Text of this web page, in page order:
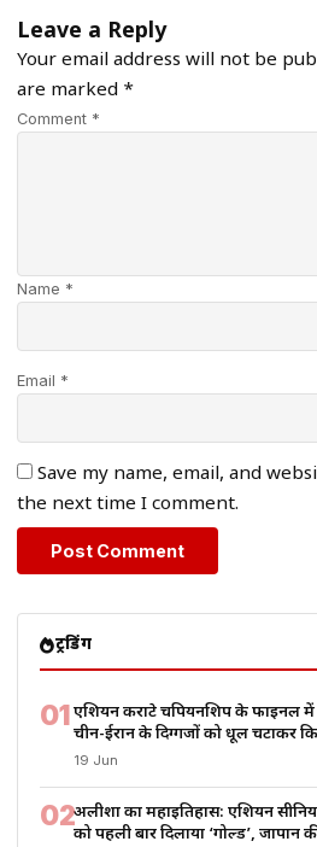
Leave a Reply
Your email address will not be
are marked *
Comment *
Name *
Email *
Save my name, email, and
the next time I comment.
ट्रेंडिंग
01एशियन कराटे चैंपियनशिप के फाइनल में
चीन-ईरान के दिग्गजों को धूल चटाकर
19 Jun
02अलीशा का महाइतिहास: एशियन
को पहली बार दिलाया ‘गोल्ड’,